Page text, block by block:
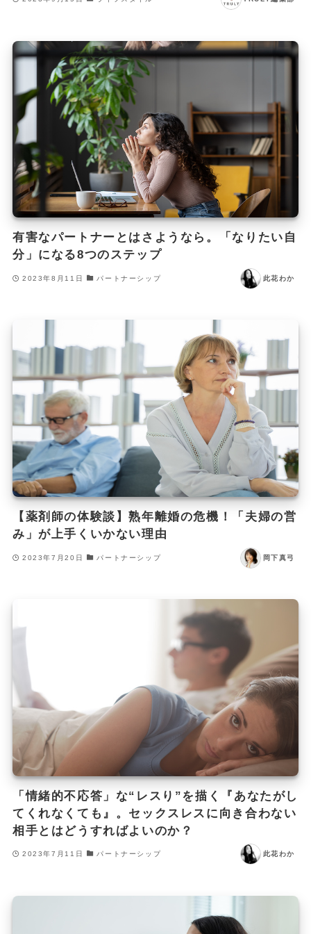
有害なパートナーとはさようなら。「なりたい自
分」になる8つのステップ
2023年8月11日 パートナーシップ 此花わか
【薬剤師の体験談】熟年離婚の危機！「夫婦の営
み」が上手くいかない理由
2023年7月20日 パートナーシップ 岡下真弓
「情緒的不応答」な“レスり”を描く『あなたがし
てくれなくても』。セックスレスに向き合わない
相手とはどうすればよいのか？
2023年7月11日 パートナーシップ 此花わか